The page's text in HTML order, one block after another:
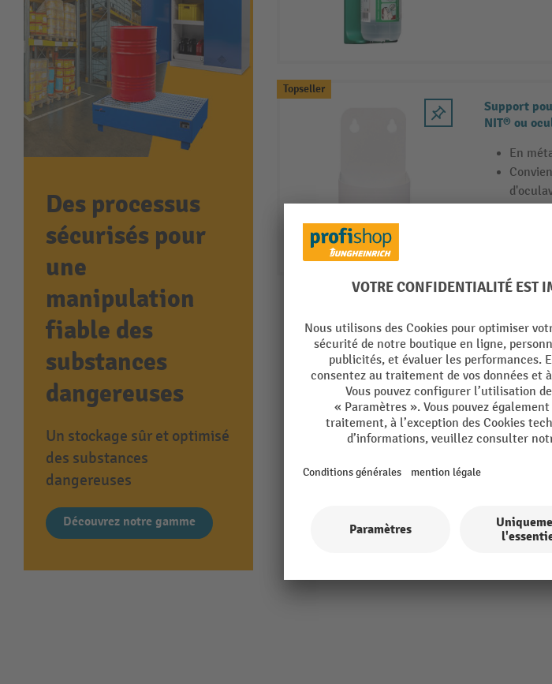
Des processus
sécurisés pour
une
manipulation
fiable des
substances
dangereuses
Un stockage sûr et optimisé
des substances
dangereuses
Découvrez notre gamme
Topseller
Support
NIT® ou
En